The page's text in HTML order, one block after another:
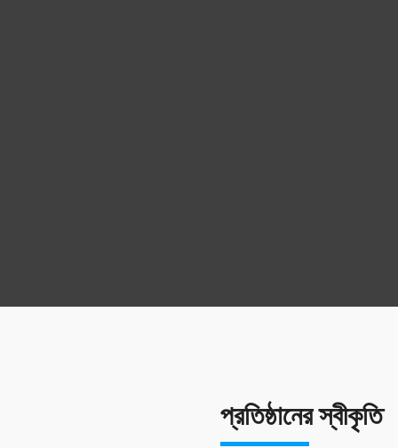
প্রতিষ্ঠানের স্বীকৃতি